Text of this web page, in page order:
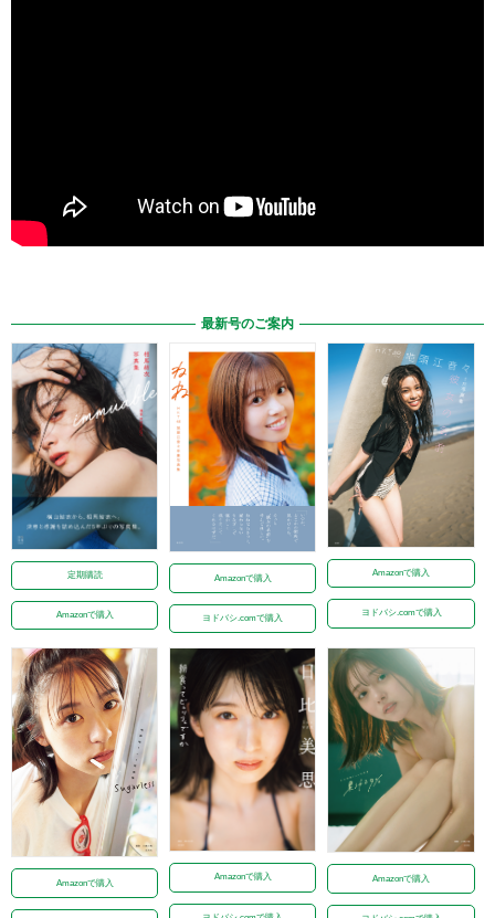
最新号のご案内
定期購読
Amazonで購入
Amazonで購入
ヨドバシ.comで購入
Amazonで購入
ヨドバシ.comで購入
Amazonで購入
Amazonで購入 Amazonで購入